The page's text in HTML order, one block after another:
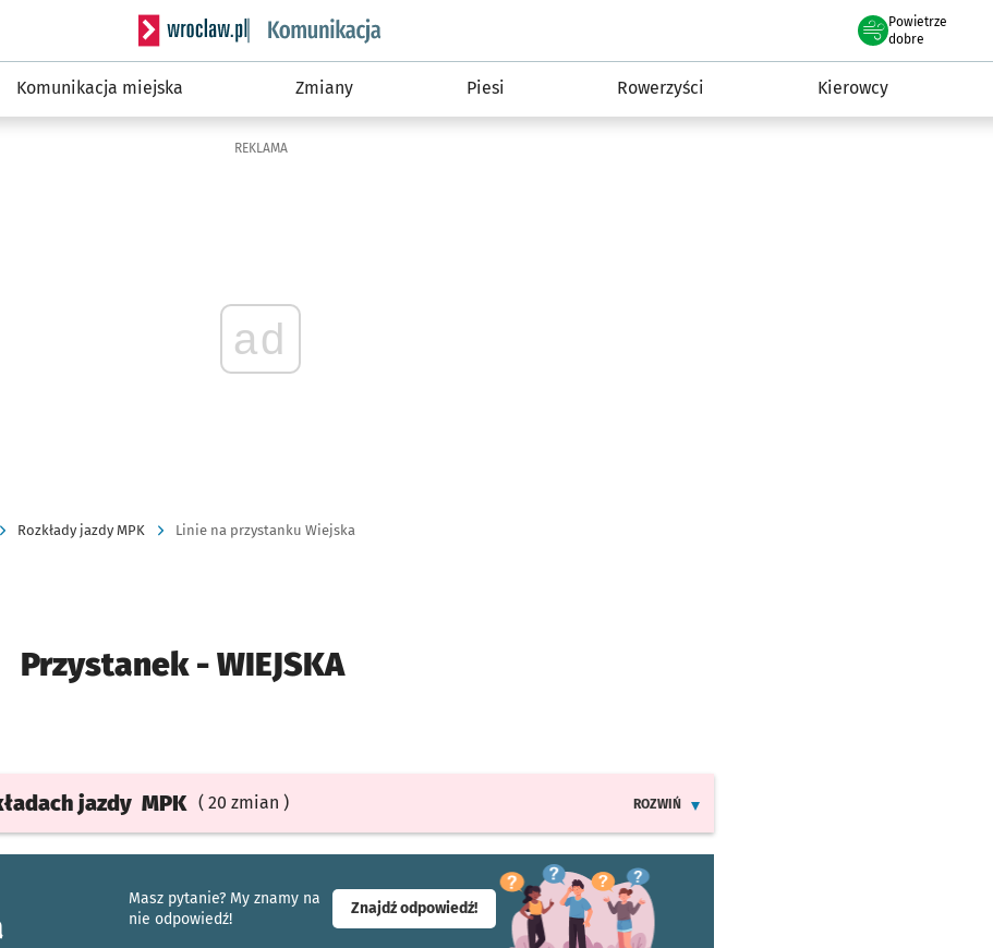
Serwis informacyjny wroclaw.pl podserwis: Komunikacja
Powietrze
we Wrocławiu
dobre
Komunikacja miejska Zmiany Piesi Rowerzyści Kierowcy
REKLAMA
ad
Rozkłady jazdy MPK Linie na przystanku Wiejska
Przystanek -WIEJSKA
jazdy MPK ( 20 zmian )
ROZWIŃ
Masz pytanie? My znamy na
nie odpowiedź!
Znajdź odpowiedź!- otworzy się w nowej karcie